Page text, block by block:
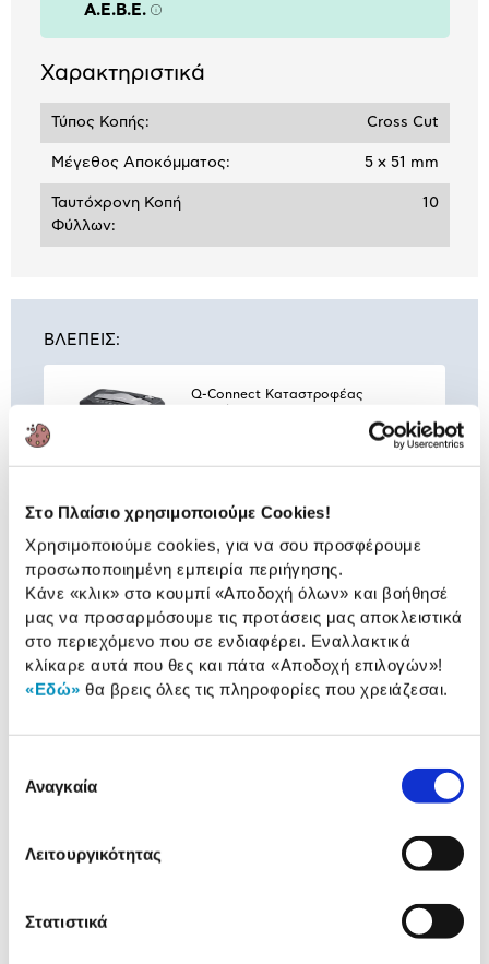
Στο Πλαίσιο χρησιμοποιούμε Cookies!
Χρησιμοποιούμε cookies, για να σου προσφέρουμε
προσωποποιημένη εμπειρία περιήγησης.
Κάνε «κλικ» στο κουμπί «Αποδοχή όλων» και βοήθησέ
μας να προσαρμόσουμε τις προτάσεις μας αποκλειστικά
στο περιεχόμενο που σε ενδιαφέρει. Εναλλακτικά
κλίκαρε αυτά που θες και πάτα «Αποδοχή επιλογών»!
«Εδώ» θα βρεις όλες τις πληροφορίες που χρειάζεσαι.
συγκατάθεσης
Αναγκαία
Λειτουργικότητας
Στατιστικά
A.E.B.E. Πληροφορίες
Χαρακτηριστικά
Τύπος Κοπής: Cross Cut
Μέγεθος Αποκόμματος: 5 x 51 mm
Ταυτόχρονη Κοπή
Φύλλων:
10
ΒΛΕΠΕΙΣ:
Q-Connect Καταστροφέας
Συνδύασέτο με
Q-Connect Λάδι για
Καταστροφείς 150ml
4,99 €
Προσθήκη